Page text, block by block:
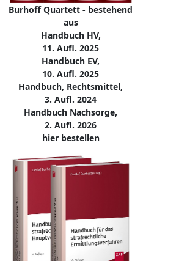
Burhoff Quartett - bestehend
aus
Handbuch HV,
11. Aufl. 2025
Handbuch EV,
10. Aufl. 2025
Handbuch, Rechtsmittel,
3. Aufl. 2024
Handbuch Nachsorge,
2. Aufl. 2026
hier bestellen